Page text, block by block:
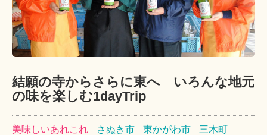
結願の寺からさらに東へ いろんな地元
の味を楽しむ1dayTrip
美味しいあれこれ さぬき市 東かがわ市 三木町